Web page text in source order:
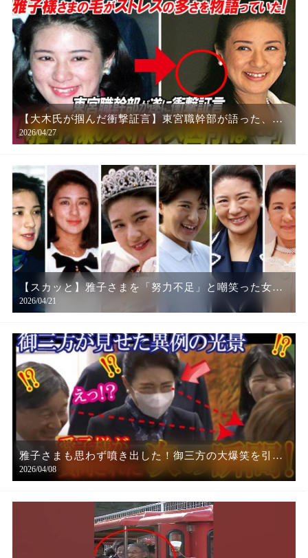
【大木氏が掴んだ衝撃証言】東宮職幹部が語った、雅
子さま適応障害の真相に衝撃！
2026/04/27
【スカッと】雅子さまを「努力不足」と嘲笑った女性
皇族に、陛下が下した宣告#皇后雅子様
2026/04/21
雅子さまも思わず噴き出した！御三方の大爆笑を引き
出した愛子さまの神質問と陛下「まさかのジェスチャ
2026/04/08